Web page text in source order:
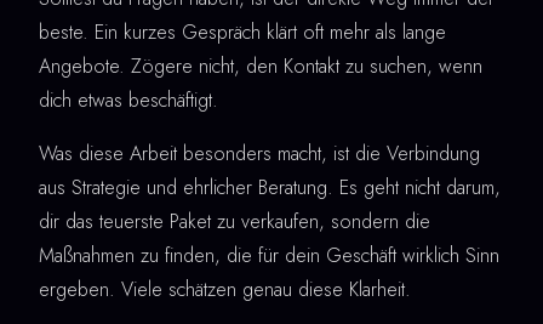
beste. Ein kurzes Gespräch klärt oft mehr als lange
Angebote. Zögere nicht, den Kontakt zu suchen, wenn
dich etwas beschäftigt.
Was diese Arbeit besonders macht, ist die Verbindung
aus Strategie und ehrlicher Beratung. Es geht nicht darum,
dir das teuerste Paket zu verkaufen, sondern die
Maßnahmen zu finden, die für dein Geschäft wirklich Sinn
ergeben. Viele schätzen genau diese Klarheit.